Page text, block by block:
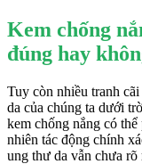
Kem chống
đúng hay
Tuy còn nhiều tranh
da của chúng ta dưới
kem chống nắng có
nhiên tác động chính
ung thư da vẫn chưa rõ